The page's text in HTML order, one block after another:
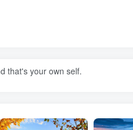
that's your own self.